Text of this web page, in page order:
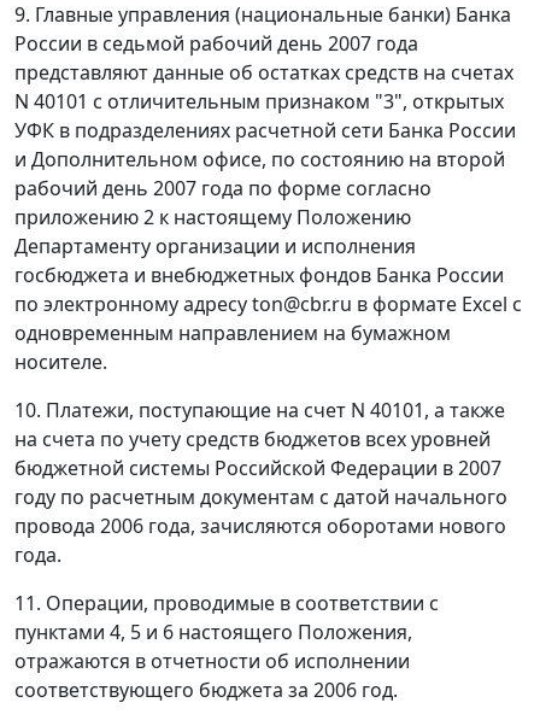
9. Главные управления (национальные банки) Банка
России в седьмой рабочий день 2007 года
представляют данные об остатках средств на счетах
N 40101 с отличительным признаком "3", открытых
УФК в подразделениях расчетной сети Банка России
и Дополнительном офисе, по состоянию на второй
рабочий день 2007 года по форме согласно
приложению 2 к настоящему Положению
Департаменту организации и исполнения
госбюджета и внебюджетных фондов Банка России
по электронному адресу ton@cbr.ru в формате Excel с
одновременным направлением на бумажном
носителе.
10. Платежи, поступающие на счет N 40101, а также
на счета по учету средств бюджетов всех уровней
бюджетной системы Российской Федерации в 2007
году по расчетным документам с датой начального
провода 2006 года, зачисляются оборотами нового
года.
11. Операции, проводимые в соответствии с
пунктами 4, 5 и 6 настоящего Положения,
отражаются в отчетности об исполнении
соответствующего бюджета за 2006 год.